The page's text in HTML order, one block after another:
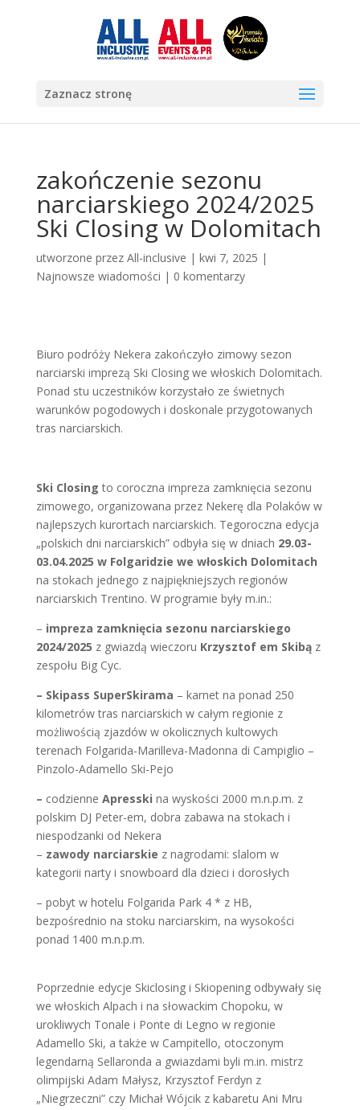
Zaznacz stronę
zakończenie sezonu
narciarskiego 2024/2025
Ski Closing w Dolomitach
utworzone przez All-inclusive | kwi 7, 2025 |
Najnowsze wiadomości | 0 komentarzy
Biuro podróży Nekera zakończyło zimowy sezon
narciarski imprezą Ski Closing we włoskich Dolomitach.
Ponad stu uczestników korzystało ze świetnych
warunków pogodowych i doskonale przygotowanych
tras narciarskich.
Ski Closing to coroczna impreza zamknięcia sezonu
zimowego, organizowana przez Nekerę dla Polaków w
najlepszych kurortach narciarskich. Tegoroczna edycja
„polskich dni narciarskich” odbyła się w dniach 29.03-
03.04.2025 w Folgaridzie we włoskich Dolomitach
na stokach jednego z najpiękniejszych regionów
narciarskich Trentino. W programie były m.in.:
– impreza zamknięcia sezonu narciarskiego
2024/2025 z gwiazdą wieczoru Krzysztof em Skibąz
zespołu Big Cyc.
– Skipass SuperSkirama – karnet na ponad 250
kilometrów tras narciarskich w całym regionie z
możliwością zjazdów w okolicznych kultowych
terenach Folgarida-Marilleva-Madonna di Campiglio –
Pinzolo-Adamello Ski-Pejo
– codzienne Apresski na wyskości 2000 m.n.p.m. z
polskim DJ Peter-em, dobra zabawa na stokach i
niespodzanki od Nekera
– zawody narciarskie z nagrodami: slalom w
kategorii narty i snowboard dla dzieci i dorosłych
– pobyt w hotelu Folgarida Park 4 * z HB,
bezpośrednio na stoku narciarskim, na wysokości
ponad 1400 m.n.p.m.
Poprzednie edycje Skiclosing i Skiopening odbywały się
we włoskich Alpach i na słowackim Chopoku, w
urokliwych Tonale i Ponte di Legno w regionie
Adamello Ski, a także w Campitello, otoczonym
legendarną Sellaronda a gwiazdami byli m.in. mistrz
olimpijski Adam Małysz, Krzysztof Ferdyn z
„Niegrzeczni” czy Michał Wójcik z kabaretu Ani Mru